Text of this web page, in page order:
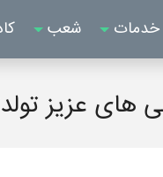
خدمات شعب
های عزیز